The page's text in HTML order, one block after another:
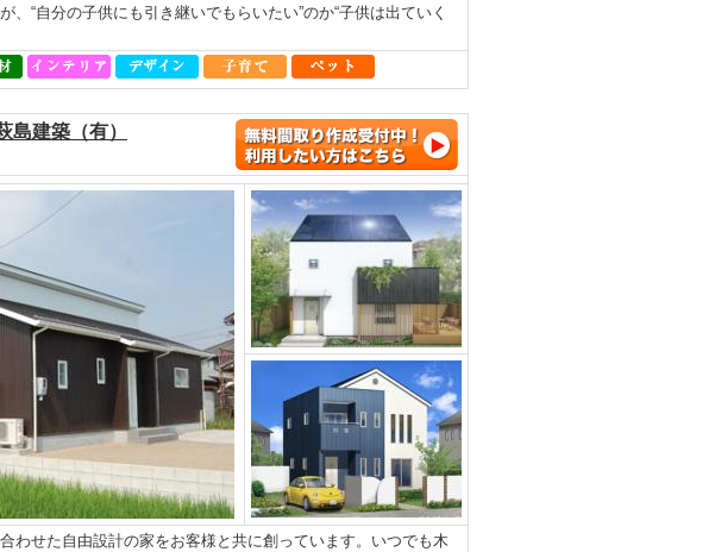
“自分の子供にも引き継いでもらいたい”のか“子供は出ていく
島建築（有）
わせた自由設計の家をお客様と共に創っています。いつでも木